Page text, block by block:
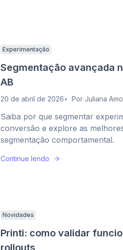
Experimentação
Segmentação avançada
AB
20 de abril de 2026 Por Juliana
Saiba por que segmentar
conversão e explore as
segmentação comportamental.
Continue lendo
Novidades
Printi: como validar
rollouts